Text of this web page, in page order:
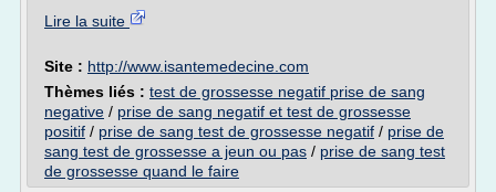
Lire la suite
Site : http://www.isantemedecine.com
Thèmes liés : test de grossesse negatif prise de sang
negative / prise de sang negatif et test de grossesse
positif / prise de sang test de grossesse negatif / prise de
sang test de grossesse a jeun ou pas / prise de sang test
de grossesse quand le faire